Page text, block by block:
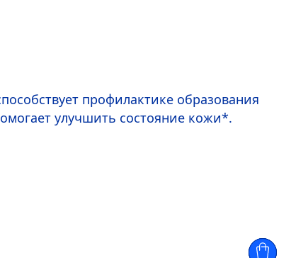
профилактике образования
улучшить состояние кожи*.